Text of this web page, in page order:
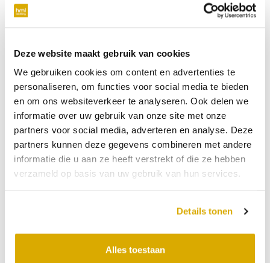
Deze website maakt gebruik van cookies
We gebruiken cookies om content en advertenties te
personaliseren, om functies voor social media te bieden
en om ons websiteverkeer te analyseren. Ook delen we
informatie over uw gebruik van onze site met onze
partners voor social media, adverteren en analyse. Deze
partners kunnen deze gegevens combineren met andere
informatie die u aan ze heeft verstrekt of die ze hebben
verzameld op basis van uw gebruik van hun services.
Details tonen
Alles toestaan
verplicht
niet verplicht
Datum:29-07-2026
Tijdstip:
Verkooppunt